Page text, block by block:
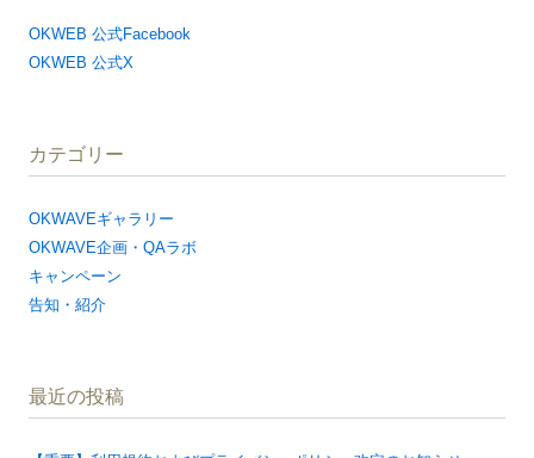
OKWEB 公式Facebook
OKWEB 公式X
カテゴリー
OKWAVEギャラリー
OKWAVE企画・QAラボ
キャンペーン
告知・紹介
最近の投稿